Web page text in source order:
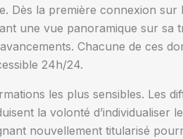
Dès la première connexion sur
une vue panoramique sur sa
Chacune de ces
24h/24.
les plus sensibles. Les
la volonté d’individualiser
nouvellement titularisé